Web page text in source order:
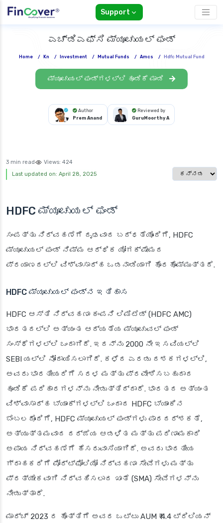
Support
ಎಚ್‌ಡಿಎಫ್‌ಸಿ ಮ್ಯೂಚುಯಲ್ ಫಂಡ್
Home / Kn / Investment / Mutual Funds / Amcs / Hdfc Mutual Fund
ಮ್ಯೂಚುಯಲ್ ಫಂಡ್‌ಗಳಲ್ಲಿ ಹೂಡಿಕೆ ಮಾಡಿ
Author
Prem Anand
Reviewed by
GuruMoorthy A
3 min read Views: 424
Last updated on: April 28, 2025
Select
HDFC ಮ್ಯೂಚುಯಲ್ ಫಂಡ್
ಸಂಪತ್ತು ನಿರ್ವಹಣೆಗೆ ದೃಢವಾದ ಬದ್ಧತೆಯೊಂದಿಗೆ, HDFC
ಮ್ಯೂಚುಯಲ್ ಫಂಡ್ ನಿಮ್ಮ ಆರ್ಥಿಕ ಯೋಗಕ್ಷೇಮದ
ಪ್ರಯಾಣದಲ್ಲಿ ವಿಶ್ವಾಸಾರ್ಹ ಒಡನಾಡಿಯಾಗಿ ಹೊರಹೊಮ್ಮುತ್ತದೆ.
HDFC ಮ್ಯೂಚುಯಲ್ ಫಂಡ್‌ನ ಇತಿಹಾಸ
HDFC ಆಸ್ತಿ ನಿರ್ವಹಣಾ ಕಂಪನಿ ಲಿಮಿಟೆಡ್ (HDFC AMC)
ಭಾರತದಲ್ಲಿ ಅತ್ಯಂತ ಆದ್ಯತೆಯ ಮ್ಯೂಚುವಲ್ ಫಂಡ್
ಸಂಸ್ಥೆಗಳಲ್ಲಿ ಒಂದಾಗಿದೆ. ಇದನ್ನು 2000 ನೇ ಇಸವಿಯಲ್ಲಿ
SEBI ಯಲ್ಲಿ ನೋಂದಾಯಿಸಲಾಗಿದೆ. ಕಳೆದ ಎರಡು ದಶಕಗಳಲ್ಲಿ,
ಅವರು ಭಾರತೀಯರಿಗೆ ಸರಳ ಮತ್ತು ಪ್ರವೇಶಿಸಬಹುದಾದ
ಹೂಡಿಕೆ ಪರಿಹಾರಗಳನ್ನು ನೀಡುತ್ತಿದ್ದಾರೆ. ಭಾರತದ ಅತ್ಯಂತ
ವಿಶ್ವಾಸಾರ್ಹ ಬ್ಯಾಂಕ್‌ಗಳಲ್ಲಿ ಒಂದಾದ HDFC ಬ್ಯಾಂಕಿನ
ಬೆಂಬಲದೊಂದಿಗೆ, HDFC ಮ್ಯೂಚುಯಲ್ ಫಂಡ್‌ಗಳು ಪಾರದರ್ಶಕತೆ,
ಅತ್ಯುತ್ತಮವಾದ ದರ್ಜೆಯ ಆಡಳಿತ ಮತ್ತು ಪರಿಣಾಮಕಾರಿ
ಅಪಾಯ ನಿರ್ವಹಣೆಗೆ ಹೆಸರುವಾಸಿಯಾಗಿದೆ. ಅವರು ಭಾರತೀಯ
ಗ್ರಾಹಕರಿಗೆ ಪೋರ್ಟ್‌ಫೋಲಿಯೋ ನಿರ್ವಹಣಾ ಸೇವೆಗಳು ಮತ್ತು
ಪ್ರತ್ಯೇಕವಾಗಿ ನಿರ್ವಹಿಸಲಾದ ಖಾತೆ (SMA) ಸೇವೆಗಳನ್ನು
ನೀಡುತ್ತಾರೆ.
ಮಾರ್ಚ್ 2023 ರ ಹೊತ್ತಿಗೆ ಅವರ ಒಟ್ಟು AUM ₹ 4.4 ಟ್ರಿಲಿಯನ್